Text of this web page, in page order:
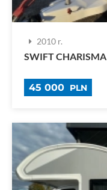
2010 r.
SWIFT CHARISMA
45 000 PLN